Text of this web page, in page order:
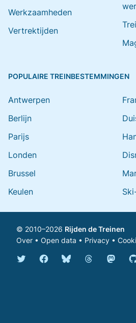
Werkzaamheden
Vertrektijden
POPULAIRE TREINBESTEMMINGEN
Antwerpen
Berlijn
Parijs
Londen
Brussel
Keulen
© 2010–2026 Rijden de Treinen
Over • Open data • Privacy •